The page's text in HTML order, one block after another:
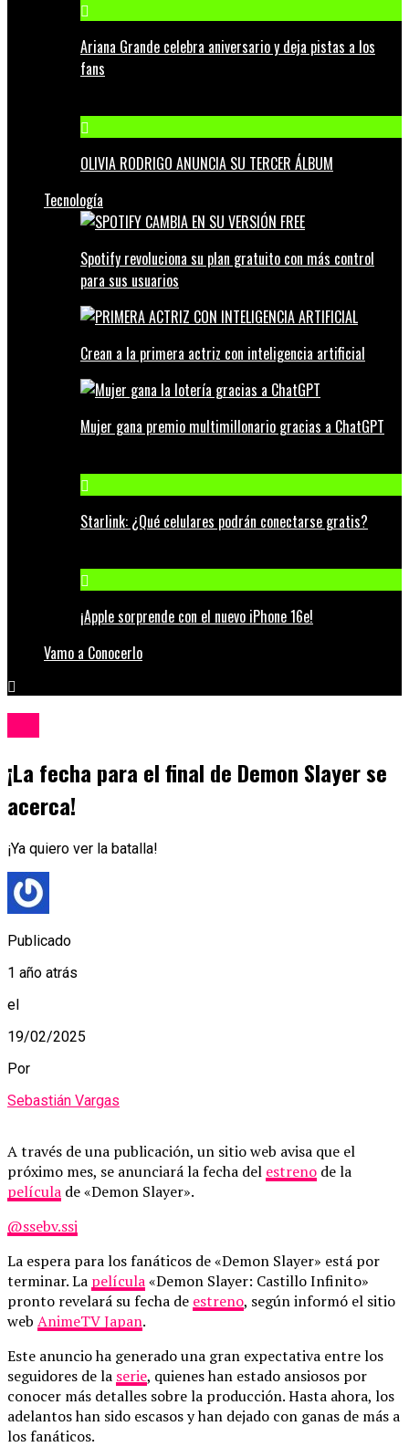
Ariana Grande celebra aniversario y deja pistas a los
fans
OLIVIA RODRIGO ANUNCIA SU TERCER ÁLBUM
Tecnología
Spotify revoluciona su plan gratuito con más control
para sus usuarios
Crean a la primera actriz con inteligencia artificial
Mujer gana premio multimillonario gracias a ChatGPT
Starlink: ¿Qué celulares podrán conectarse gratis?
¡Apple sorprende con el nuevo iPhone 16e!
Vamo a Conocerlo
¡La fecha para el final de Demon Slayer se
acerca!
¡Ya quiero ver la batalla!
Publicado
1 año atrás
el
19/02/2025
Por
Sebastián Vargas
A través de una publicación, un sitio web avisa que el
próximo mes, se anunciará la fecha del estreno de la
película de «Demon Slayer».
@ssebv.ssj
La espera para los fanáticos de «Demon Slayer» está por
terminar. La película«Demon Slayer: Castillo Infinito»
pronto revelará su fecha de estreno, según informó el sitio
web AnimeTV Japan.
Este anuncio ha generado una gran expectativa entre los
seguidores de la serie, quienes han estado ansiosos por
conocer más detalles sobre la producción. Hasta ahora, los
adelantos han sido escasos y han dejado con ganas de más a
los fanáticos.